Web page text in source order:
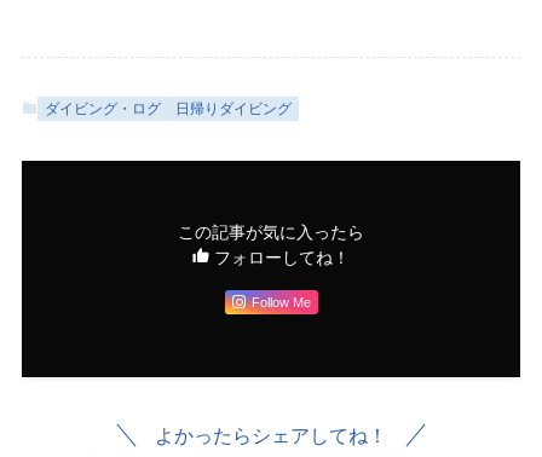
ダイビング・ログ 日帰りダイビング
この記事が気に入ったら
フォローしてね！
Follow Me
よかったらシェアしてね！